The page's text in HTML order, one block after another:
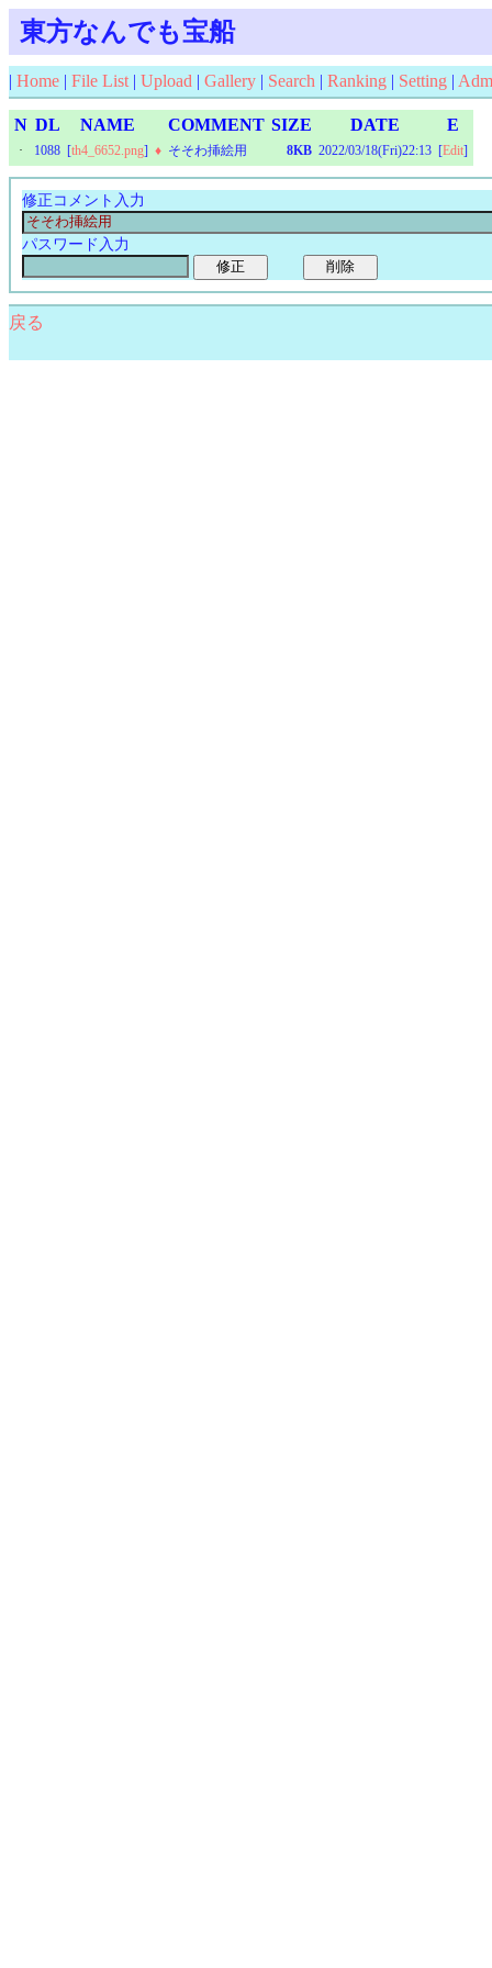
東方なんでも宝船
| Home | File List | Upload | Gallery | Search | Ranking | Setting |
N DL NAME COMMENT SIZE DATE E
· 1088 [th4_6652.png] ♦ そそわ挿絵用 8KB 2022/03/18(Fri)22:13 [Edit]
修正コメント入力
パスワード入力
戻る